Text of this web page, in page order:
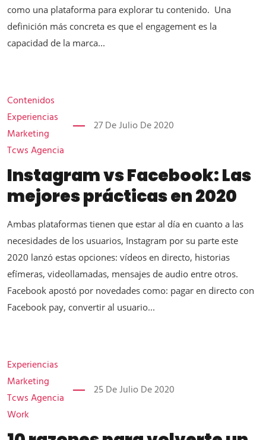
como una plataforma para explorar tu contenido. Una
definición más concreta es que el engagement es la
capacidad de la marca...
Contenidos
Experiencias
Marketing
Tcws Agencia
27 De Julio De 2020
Instagram vs Facebook: Las
mejores prácticas en 2020
Ambas plataformas tienen que estar al día en cuanto a las
necesidades de los usuarios, Instagram por su parte este
2020 lanzó estas opciones: vídeos en directo, historias
efímeras, videollamadas, mensajes de audio entre otros.
Facebook apostó por novedades como: pagar en directo con
Facebook pay, convertir al usuario...
Experiencias
Marketing
Tcws Agencia
Work
25 De Julio De 2020